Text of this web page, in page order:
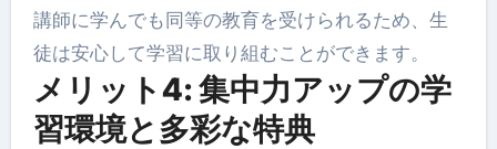
講師に学んでも同等の教育を受けられるため、生
徒は安心して学習に取り組むことができます。
メリット4: 集中力アップの学
習環境と多彩な特典